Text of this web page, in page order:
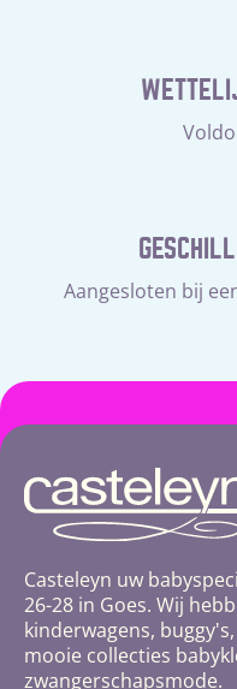
Aangesloten bij
Casteleyn uw
26-28 in Goes. Wij
kinderwagens,
mooie collecties
zwangerschapsmode.